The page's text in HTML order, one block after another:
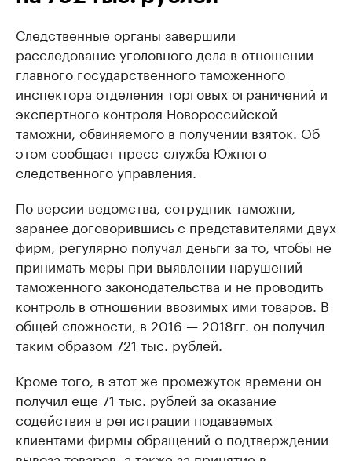
Следственные органы завершили
расследование уголовного дела в отношении
главного государственного таможенного
инспектора отделения торговых ограничений и
экспертного контроля Новороссийской
таможни, обвиняемого в получении взяток. Об
этом сообщает пресс-служба Южного
следственного управления.
По версии ведомства, сотрудник таможни,
заранее договорившись с представителями двух
фирм, регулярно получал деньги за то, чтобы не
принимать меры при выявлении нарушений
таможенного законодательства и не проводить
контроль в отношении ввозимых ими товаров. В
общей сложности, в 2016 — 2018гг. он получил
таким образом 721 тыс. рублей.
Кроме того, в этот же промежуток времени он
получил еще 71 тыс. рублей за оказание
содействия в регистрации подаваемых
клиентами фирмы обращений о подтверждении